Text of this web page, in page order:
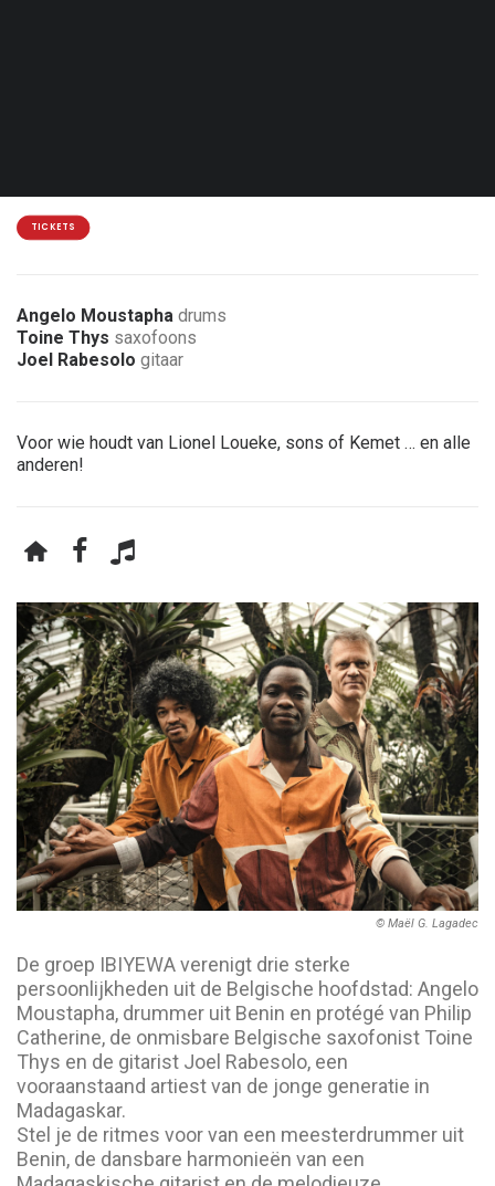
© Maël G. Lagadec
De groep IBIYEWA verenigt drie sterke
persoonlijkheden uit de Belgische hoofdstad: Angelo
Moustapha, drummer uit Benin en protégé van Philip
Catherine, de onmisbare Belgische saxofonist Toine
Thys en de gitarist Joel Rabesolo, een
vooraanstaand artiest van de jonge generatie in
Madagaskar.
Stel je de ritmes voor van een meesterdrummer uit
Benin, de dansbare harmonieën van een
TICKETS
Angelo Moustapha drums
Toine Thys saxofoons
Joel Rabesolo gitaar
Voor wie houdt van Lionel Loueke, sons of Kemet … en alle
anderen!